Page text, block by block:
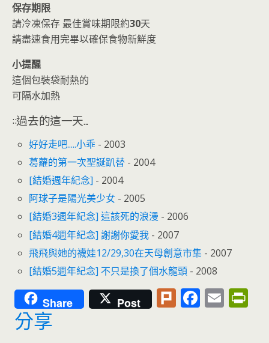
保存期限
請冷凍保存 最佳賞味期限約30天
請盡速食用完畢以確保食物新鮮度
小提醒
這個包裝袋耐熱的
可隔水加熱
::過去的這一天...
好好走吧.....小乖 - 2003
葛蘿的第一次聖誕趴替 - 2004
[結婚週年紀念] - 2004
阿球子是陽光美少女 - 2005
[結婚3週年紀念] 這該死的浪漫 - 2006
[結婚4週年紀念] 謝謝你愛我 - 2007
飛飛與她的襪娃12/29,30在天母創意市集 - 2007
[結婚5週年紀念] 不只是換了個水龍頭 - 2008
Share Post Pl F E
分享